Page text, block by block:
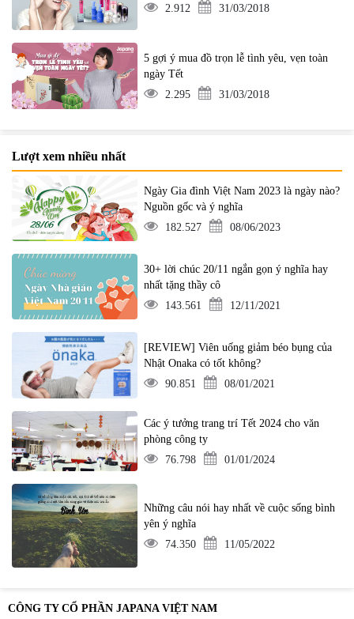
2.912
31/03/2018
5 gợi ý mua đồ trọn lễ tình yêu, vẹn toàn
ngày Tết
2.295
31/03/2018
Lượt xem nhiều nhất
Ngày Gia đình Việt Nam 2023 là ngày nào?
Nguồn gốc và ý nghĩa
182.527
08/06/2023
30+ lời chúc 20/11 ngắn gọn ý nghĩa hay
nhất tặng thầy cô
143.561
12/11/2021
[REVIEW] Viên uống giảm béo bụng của
Nhật Onaka có tốt không?
90.851
08/01/2021
Các ý tưởng trang trí Tết 2024 cho văn
phòng công ty
76.798
01/01/2024
Những câu nói hay nhất về cuộc sống bình
yên ý nghĩa
74.350
11/05/2022
CÔNG TY CỔ PHẦN JAPANA VIỆT NAM